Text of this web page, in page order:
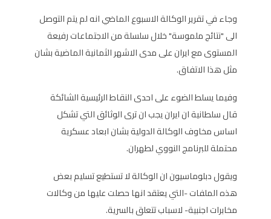
وجاء في تقرير الوكالة الاسبوع الماضي انه لم يتم التوصل
الى "نتائج ملموسة" خلال سلسلة من الاجتماعات رفيعة
المستوى مع ايران على مدى الاشهر الثمانية الماضية بشان
مثل هذا الاتفاق.
وفيما يسلط الضوء على احدى النقاط الرئيسية الشائكة
قال سلطانية ان ايران يجب ان ترى الوثائق التي تشكل
اساس مخاوف الوكالة الدولية بشان ابعاد عسكرية
محتملة للبرنامج النووي لطهران.
ويقول دبلوماسيون ان الوكالة لا تستطيع تسليم بعض
هذه الملفات -التي يعتقد انها حصلت عليها من وكالات
مخابرات اجنبية- لاسباب تتعلق بالسرية.